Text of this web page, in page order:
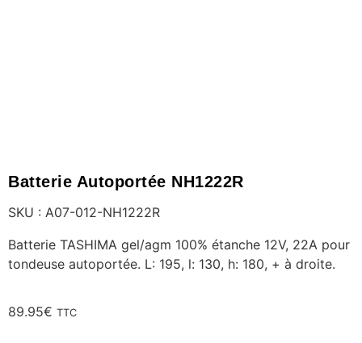
Batterie Autoportée NH1222R
SKU : A07-012-NH1222R
Batterie TASHIMA gel/agm 100% étanche 12V, 22A pour
tondeuse autoportée. L: 195, l: 130, h: 180, + à droite.
89.95€ TTC